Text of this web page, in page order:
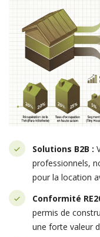
Solutions B2B :
professionnels,
pour la location
Conformité
permis de
une forte valeur